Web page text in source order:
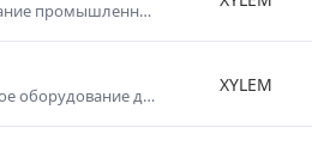
V57753PK (XYLEM) — оборудование промышленного класса с гарантией качества. Надежная конструкция, продолжительный срок службы, соответствие международным стандартам. Используется в промышленной автоматике, системах диспетчеризации, производственном оборудовании. Доставка по России, консультация специалиста.
V57463 от XYLEM — качественное оборудование для промышленных систем и технологических процессов. Надежная работа в широком диапазоне условий, простота интеграции, совместимость со стандартным оборудованием. Применяется в производственной автоматике, системах мониторинга и управления. Гарантия производителя, техническая поддержка.
XYLEM